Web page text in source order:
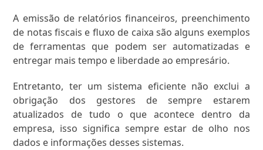
A emissão de relatórios financeiros, preenchimento
de notas fiscais e fluxo de caixa são alguns exemplos
de ferramentas que podem ser automatizadas e
entregar mais tempo e liberdade ao empresário.
Entretanto, ter um sistema eficiente não exclui a
obrigação dos gestores de sempre estarem
atualizados de tudo o que acontece dentro da
empresa, isso significa sempre estar de olho nos
dados e informações desses sistemas.